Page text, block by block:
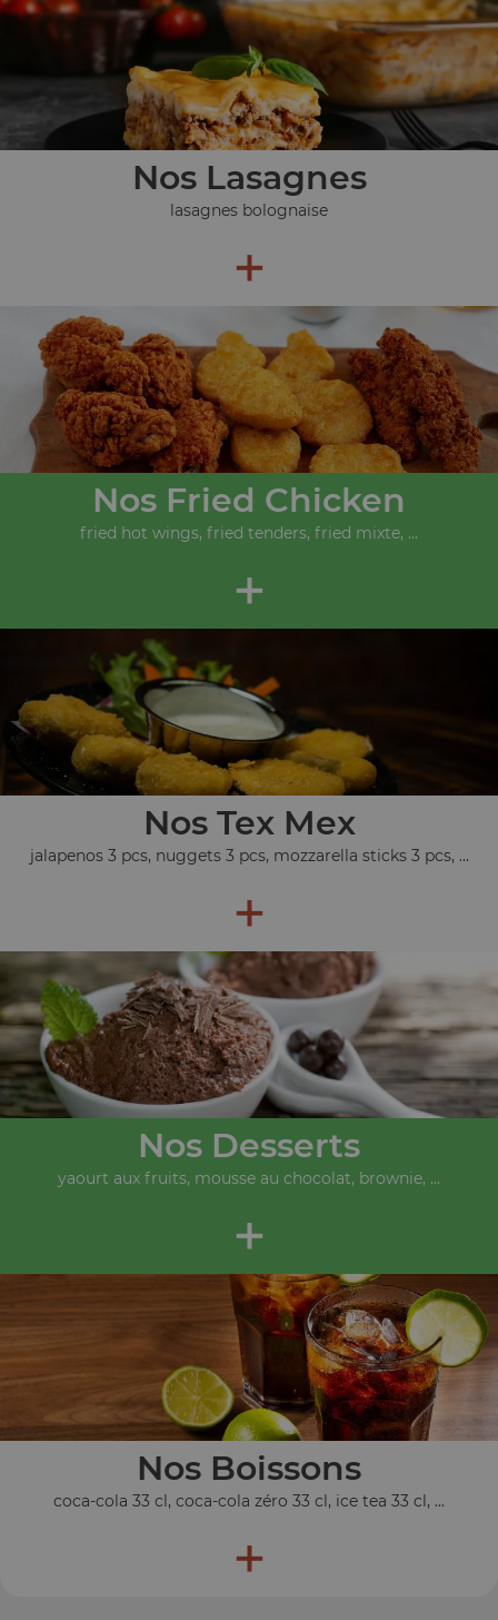
Nos Lasagnes
lasagnes bolognaise
+
Nos Fried Chicken
fried hot wings, fried tenders, fried mixte, ...
+
Nos Tex Mex
jalapenos 3 pcs, nuggets 3 pcs, mozzarella sticks 3 pcs, ...
+
Nos Desserts
yaourt aux fruits, mousse au chocolat, brownie, ...
+
Nos Boissons
coca-cola 33 cl, coca-cola zéro 33 cl, ice tea 33 cl, ...
+